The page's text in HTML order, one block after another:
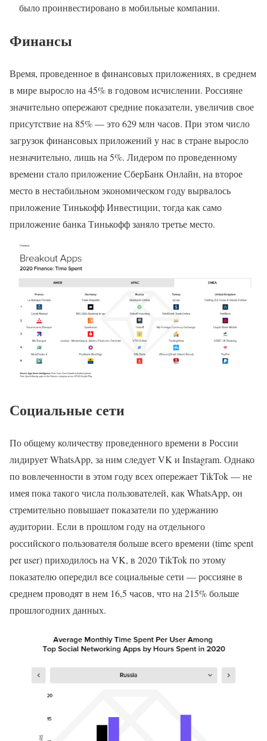
было проинвестировано в мобильные компании.
Финансы
Время, проведенное в финансовых приложениях, в среднем
в мире выросло на 45% в годовом исчислении. Россияне
значительно опережают средние показатели, увеличив свое
присутствие на 85% — это 629 млн часов. При этом число
загрузок финансовых приложений у нас в стране выросло
незначительно, лишь на 5%. Лидером по проведенному
времени стало приложение СберБанк Онлайн, на второе
место в нестабильном экономическом году вырвалось
приложение Тинькофф Инвестиции, тогда как само
приложение банка Тинькофф заняло третье место.
Социальные сети
По общему количеству проведенного времени в России
лидирует WhatsApp, за ним следует VK и Instagram. Однако
по вовлеченности в этом году всех опережает TikTok — не
имея пока такого числа пользователей, как WhatsApp, он
стремительно повышает показатели по удержанию
аудитории. Если в прошлом году на отдельного
российского пользователя больше всего времени (time spent
per user) приходилось на VK, в 2020 TikTok по этому
показателю опередил все социальные сети — россияне в
среднем проводят в нем 16,5 часов, что на 215% больше
прошлогодних данных.